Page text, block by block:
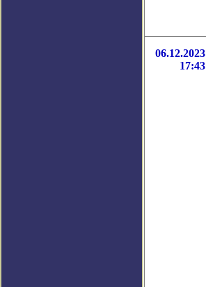
06.12.2023
17:43